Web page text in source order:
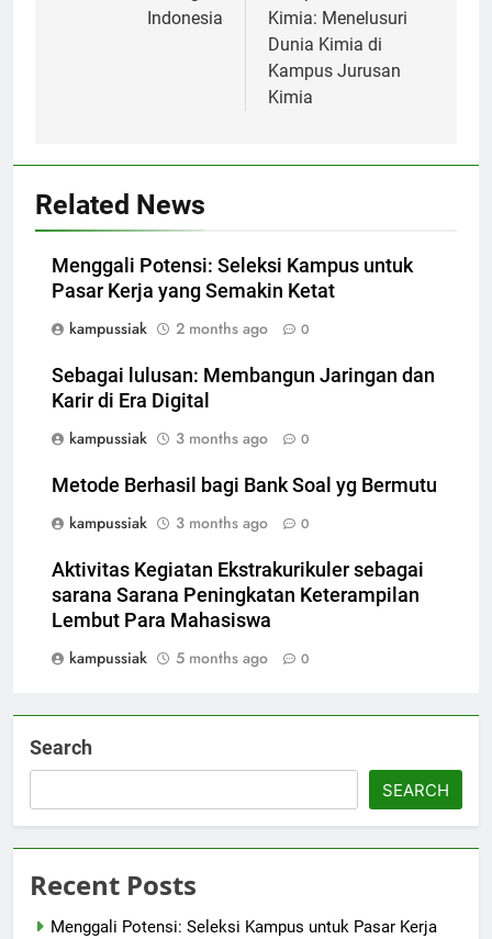
Indonesia
Kimia: Menelusuri
Dunia Kimia di
Kampus Jurusan
Kimia
Related News
Menggali Potensi: Seleksi Kampus untuk
Pasar Kerja yang Semakin Ketat
kampussiak
2 months ago 0
Sebagai lulusan: Membangun Jaringan dan
Karir di Era Digital
kampussiak
3 months ago 0
Metode Berhasil bagi Bank Soal yg Bermutu
kampussiak
3 months ago 0
Aktivitas Kegiatan Ekstrakurikuler sebagai
sarana Sarana Peningkatan Keterampilan
Lembut Para Mahasiswa
kampussiak
5 months ago 0
Search
SEARCH
Recent Posts
Menggali Potensi: Seleksi Kampus untuk Pasar Kerja